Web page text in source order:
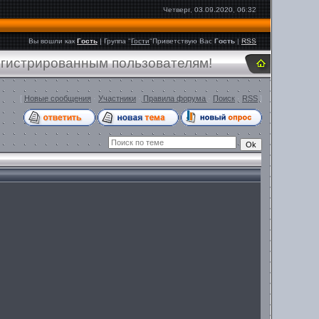
Четверг, 03.09.2020, 06:32
Вы вошли как Гость|Группа"Гости"Приветствую Вас Гость |RSS
пользователям!
[ Новые сообщения Участники Правила форума Поиск RSS ]